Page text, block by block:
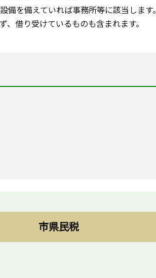
を備えていれば事務所等に該当します。
借り受けているものも含まれます。
市県民税